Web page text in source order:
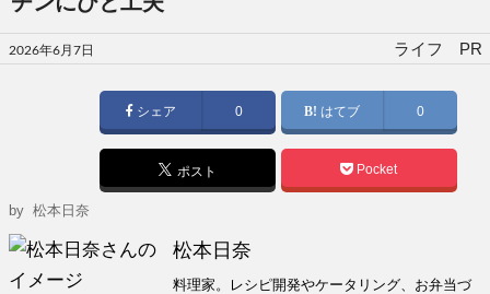
投
稿
2026年6月7日 ライフ PR
シェア 0 はてブ 0
ポスト Pocket
by松本日奈
松本日奈
料理家。レシピ開発やケータリング、お弁当づ